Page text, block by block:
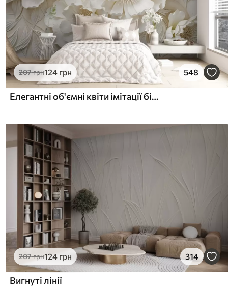
207грн124 грн 548
Елегантні об'ємні квіти імітації білої півонії з м'якими пелюстками та пастельно-жовтими серединками на світлому фоні
207грн124 грн 314
Вигнуті лінії